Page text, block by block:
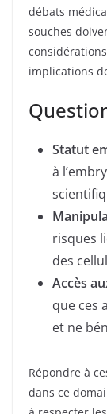
débats
souches
implications
Statut
à
risques
des
Accès
que ces
et ne
Répondre à
dans ce